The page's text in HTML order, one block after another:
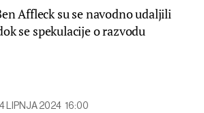
Affleck su se navodno udaljili
se spekulacije o razvodu
LIPNJA 2024 16:00